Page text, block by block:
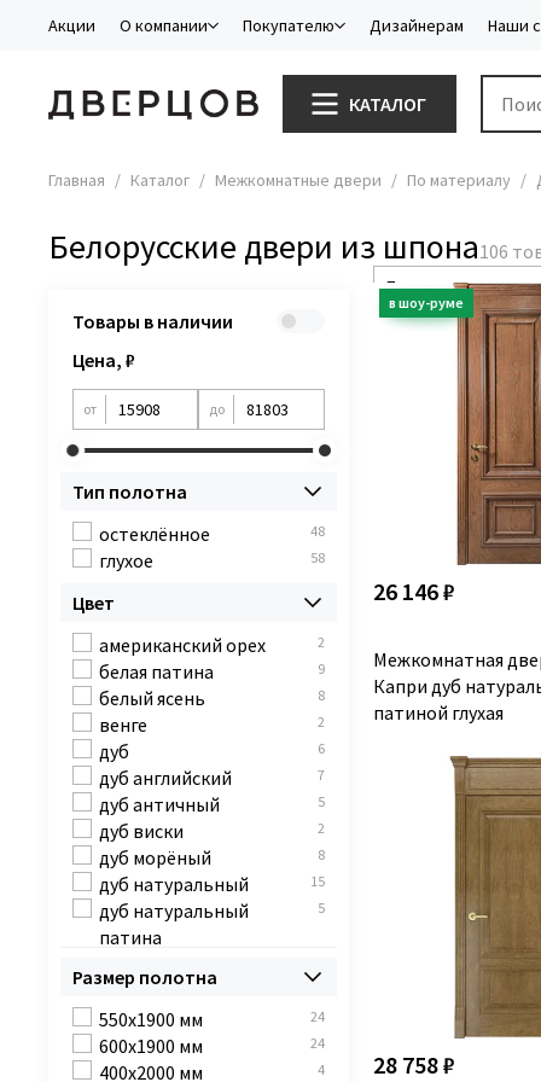
Акции О компании Покупателю Дизайнерам Наши
КАТАЛОГ
Главная Каталог Межкомнатные двери По материалу
Белорусские двери из шпона
26 146 ₽
Межкомнатная
Капри дуб
патиной глухая
28 758 ₽
Товары в наличии
Цена, ₽
от до
Тип полотна
остеклённое
48
глухое 58
Цвет
американский орех
2
белая патина 9
белый ясень 8
венге 2
дуб 6
дуб английский 7
дуб античный 5
дуб виски 2
дуб морёный 8
дуб натуральный 15
дуб натуральный
патина
5
дуб янтарный
коньяк светлый 2
морёный дуб 2
нефрит 2
Размер полотна
550x1900 мм
24
600x1900 мм 24
400x2000 мм 4